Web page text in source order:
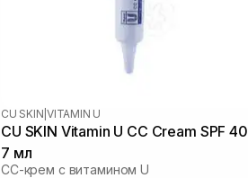
CU SKIN |VITAMIN U
CU SKIN Vitamin U CC Cream SPF 40
7 мл
СС-крем с витамином U